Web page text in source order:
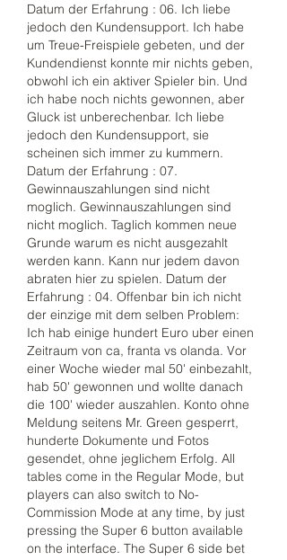
Datum der Erfahrung : 06. Ich liebe
jedoch den Kundensupport. Ich habe
um Treue-Freispiele gebeten, und der
Kundendienst konnte mir nichts geben,
obwohl ich ein aktiver Spieler bin. Und
ich habe noch nichts gewonnen, aber
Gluck ist unberechenbar. Ich liebe
jedoch den Kundensupport, sie
scheinen sich immer zu kummern.
Datum der Erfahrung : 07.
Gewinnauszahlungen sind nicht
moglich. Gewinnauszahlungen sind
nicht moglich. Taglich kommen neue
Grunde warum es nicht ausgezahlt
werden kann. Kann nur jedem davon
abraten hier zu spielen. Datum der
Erfahrung : 04. Offenbar bin ich nicht
der einzige mit dem selben Problem:
Ich hab einige hundert Euro uber einen
Zeitraum von ca, franta vs olanda. Vor
einer Woche wieder mal 50' einbezahlt,
hab 50' gewonnen und wollte danach
die 100' wieder auszahlen. Konto ohne
Meldung seitens Mr. Green gesperrt,
hunderte Dokumente und Fotos
gesendet, ohne jeglichem Erfolg. All
tables come in the Regular Mode, but
players can also switch to No-
Commission Mode at any time, by just
pressing the Super 6 button available
on the interface. The Super 6 side bet